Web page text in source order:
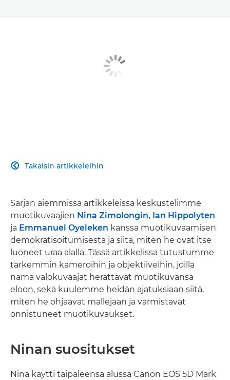
Takaisin artikkeleihin

Sarjan aiemmissa artikkeleissa keskustelimme
muotikuvaajien Nina Zimolongin, Ian Hippolyten
ja Emmanuel Oyeleken kanssa muotikuvaamisen
demokratisoitumisesta ja siitä, miten he ovat itse
luoneet uraa alalla. Tässä artikkelissa tutustumme
tarkemmin kameroihin ja objektiiveihin, joilla
nämä valokuvaajat herättävät muotikuvansa
eloon, sekä kuulemme heidän ajatuksiaan siitä,
miten he ohjaavat mallejaan ja varmistavat
onnistuneet muotikuvaukset.
Ninan suositukset
Nina käytti taipaleensa alussa Canon EOS 5D Mark